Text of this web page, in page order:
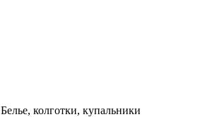
Белье, колготки, купальники